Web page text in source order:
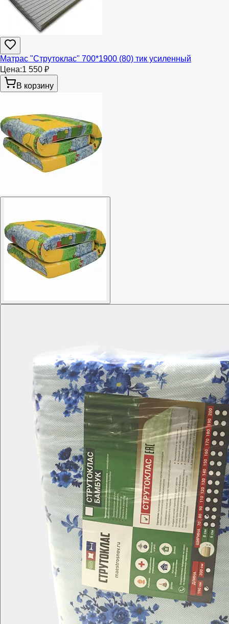
Матрас "Струтоклас" 700*1900 (80) тик усиленный
Цена:1 550 ₽
В корзину